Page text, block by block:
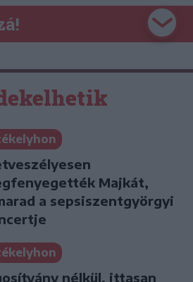
Majkát,
a sepsiszentgyörgyi
nélkül, ittasan